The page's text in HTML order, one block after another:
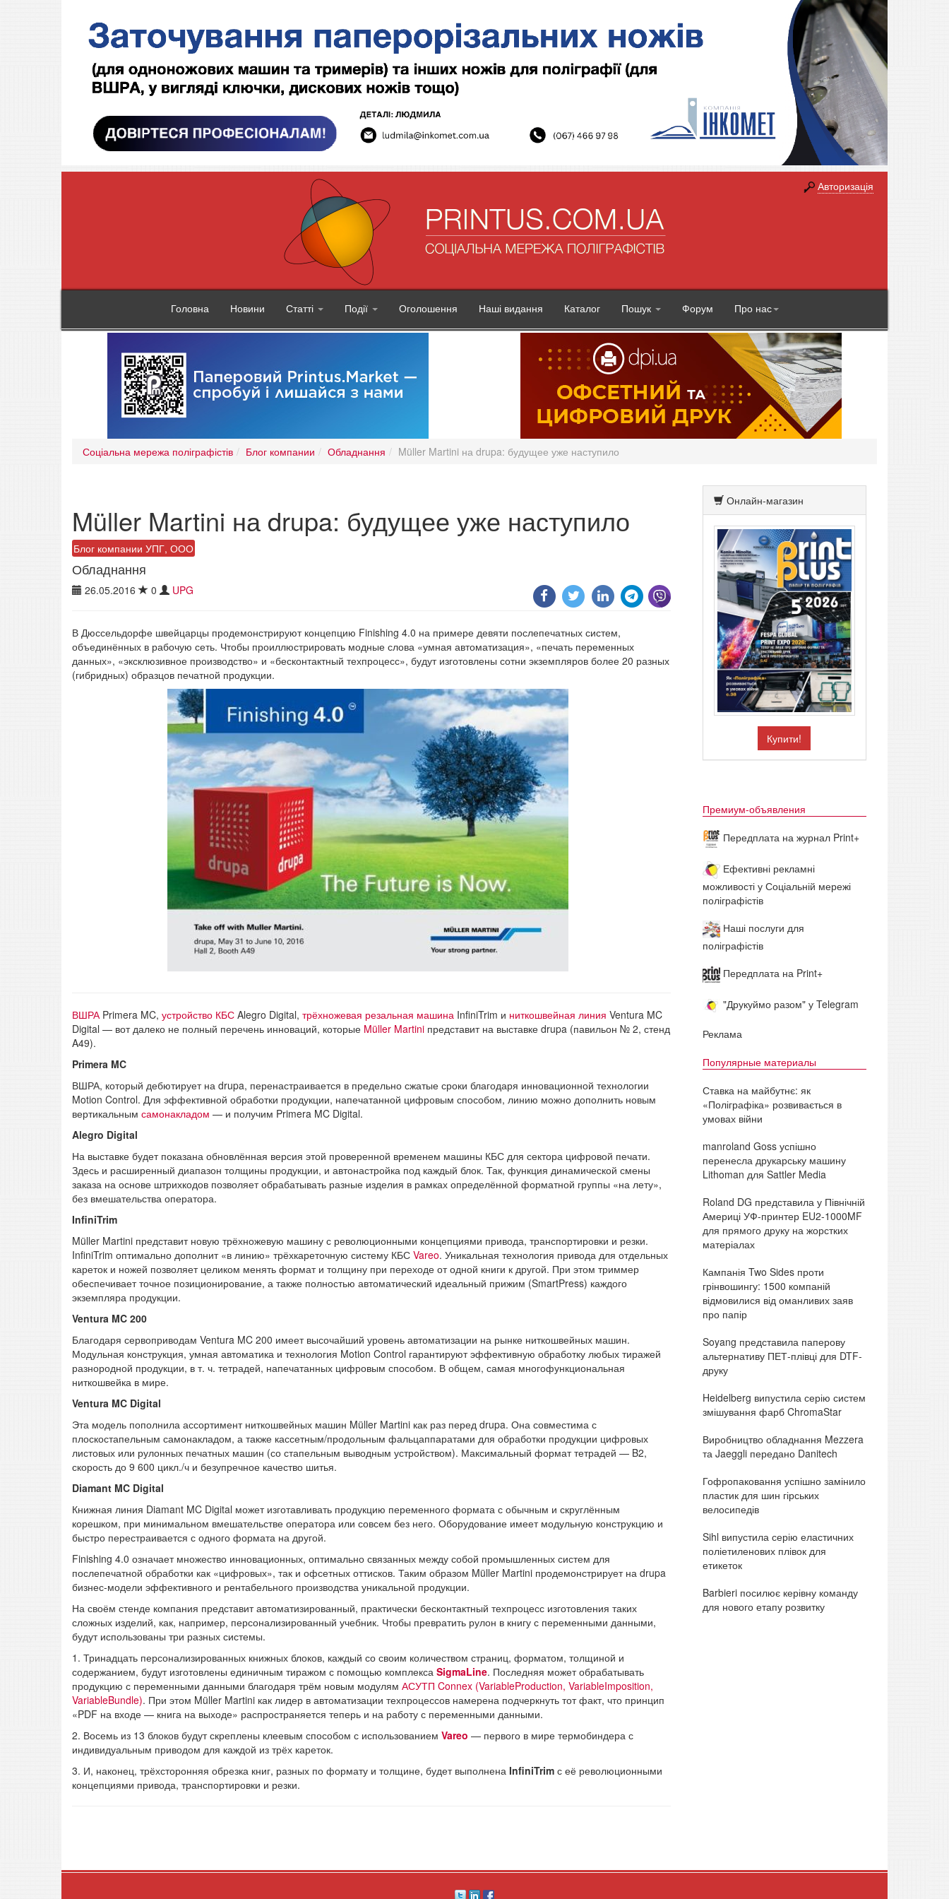
Авторизація
Головна Новини Статті Події Оголошення Наші видання Каталог Пошук Форум Про нас
Соціальна мережа поліграфістів Блог компании Обладнання Müller Martini на drupa: будущее уже наступило
Müller Martini на drupa: будущее уже наступило
Блог компании УПГ, ООО
Обладнання
26.05.2016 0 UPG
В Дюссельдорфе швейцарцы продемонстрируют концепцию Finishing 4.0 на примере девяти послепечатных систем,
объединённых в рабочую сеть. Чтобы проиллюстрировать модные слова «умная автоматизация», «печать переменных
данных», «эксклюзивное производство» и «бесконтактный техпроцесс», будут изготовлены сотни экземпляров более 20 разных
(гибридных) образцов печатной продукции.
ВШРАPrimera MC, устройство КБС Alegro Digital, трёхножевая резальная машина InfiniTrim и ниткошвейная линия Ventura MC
Digital — вот далеко не полный перечень инноваций, которые Müller Martini представит на выставке drupa (павильон № 2, стенд
A49).
Primera MC
ВШРА, который дебютирует на drupa, перенастраивается в предельно сжатые сроки благодаря инновационной технологии
Motion Control. Для эффективной обработки продукции, напечатанной цифровым способом, линию можно дополнить новым
вертикальным самонакладом — и получим Primera MC Digital.
Alegro Digital
На выставке будет показана обновлённая версия этой проверенной временем машины КБС для сектора цифровой печати.
Здесь и расширенный диапазон толщины продукции, и автонастройка под каждый блок. Так, функция динамической смены
заказа на основе штрихкодов позволяет обрабатывать разные изделия в рамках определённой форматной группы «на лету»,
без вмешательства оператора.
InfiniTrim
Müller Martini представит новую трёхножевую машину с революционными концепциями привода, транспортировки и резки.
InfiniTrim оптимально дополнит «в линию» трёхкареточную систему КБС Vareo. Уникальная технология привода для отдельных
кареток и ножей позволяет целиком менять формат и толщину при переходе от одной книги к другой. При этом триммер
обеспечивает точное позиционирование, а также полностью автоматический идеальный прижим (SmartPress) каждого
экземпляра продукции.
Ventura MC 200
Благодаря сервоприводам Ventura MC 200 имеет высочайший уровень автоматизации на рынке ниткошвейных машин.
Модульная конструкция, умная автоматика и технология Motion Control гарантируют эффективную обработку любых тиражей
разнородной продукции, в т. ч. тетрадей, напечатанных цифровым способом. В общем, самая многофункциональная
ниткошвейка в мире.
Ventura MC Digital
Эта модель пополнила ассортимент ниткошвейных машин Müller Martini как раз перед drupa. Она совместима с
плоскостапельным самонакладом, а также кассетным/продольным фальцаппаратами для обработки продукции цифровых
листовых или рулонных печатных машин (со стапельным выводным устройством). Максимальный формат тетрадей — B2,
скорость до 9 600 цикл./ч и безупречное качество шитья.
Diamant MC Digital
Книжная линия Diamant MC Digital может изготавливать продукцию переменного формата с обычным и скруглённым
корешком, при минимальном вмешательстве оператора или совсем без него. Оборудование имеет модульную конструкцию и
быстро перестраивается с одного формата на другой.
Finishing 4.0 означает множество инновационных, оптимально связанных между собой промышленных систем для
послепечатной обработки как «цифровых», так и офсетных оттисков. Таким образом Müller Martini продемонстрирует на drupa
бизнес-модели эффективного и рентабельного производства уникальной продукции.
На своём стенде компания представит автоматизированный, практически бесконтактный техпроцесс изготовления таких
сложных изделий, как, например, персонализированный учебник. Чтобы превратить рулон в книгу с переменными данными,
будут использованы три разных системы.
1. Тринадцать персонализированных книжных блоков, каждый со своим количеством страниц, форматом, толщиной и
содержанием, будут изготовлены единичным тиражом с помощью комплекса SigmaLine. Последняя может обрабатывать
продукцию с переменными данными благодаря трём новым модулям АСУТП Connex (VariableProduction, VariableImposition,
VariableBundle). При этом Müller Martini как лидер в автоматизации техпроцессов намерена подчеркнуть тот факт, что принцип
«PDF на входе — книга на выходе» распространяется теперь и на работу с переменными данными.
2. Восемь из 13 блоков будут скреплены клеевым способом с использованием Vareo — первого в мире термобиндера с
индивидуальным приводом для каждой из трёх кареток.
3. И, наконец, трёхсторонняя обрезка книг, разных по формату и толщине, будет выполнена InfiniTrim с её революционными
концепциями привода, транспортировки и резки.
Онлайн-магазин
Купити!
Премиум-объявления
Передплата на журнал Print+
Ефективні рекламні
можливості у Соціальній мережі
поліграфістів
Наші послуги для
поліграфістів
Передплата на Print+
"Друкуймо разом" у Telegram
Реклама
Популярные материалы
Ставка на майбутнє: як
«Поліграфіка» розвивається в
умовах війни
manroland Goss успішно
перенесла друкарську машину
Lithoman для Sattler Media
Roland DG представила у Північній
Америці УФ-принтер EU2-1000MF
для прямого друку на жорстких
матеріалах
Кампанія Two Sides проти
грінвошингу: 1500 компаній
відмовилися від оманливих заяв
про папір
Soyang представила паперову
альтернативу ПЕТ-плівці для DTF-
друку
Heidelberg випустила серію систем
змішування фарб ChromaStar
Виробництво обладнання Mezzera
та Jaeggli передано Danitech
Гофропаковання успішно замінило
пластик для шин гірських
велосипедів
Sihl випустила серію еластичних
поліетиленових плівок для
етикеток
Barbieri посилює керівну команду
для нового етапу розвитку